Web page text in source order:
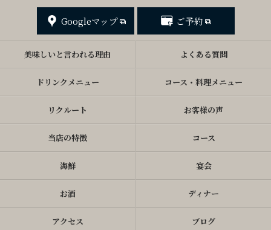
Googleマップ ご予約
美味しいと言われる理由 よくある質問
ドリンクメニュー コース・料理メニュー
リクルート お客様の声
当店の特徴 コース
海鮮 宴会
お酒 ディナー
アクセス ブログ